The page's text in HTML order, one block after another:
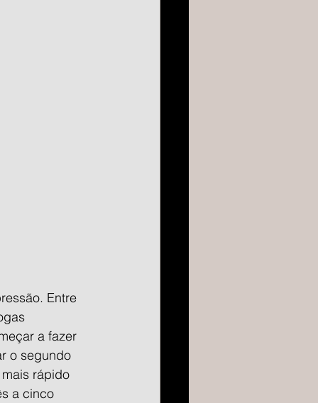
Entre
a fazer
o segundo
rápido
a cinco